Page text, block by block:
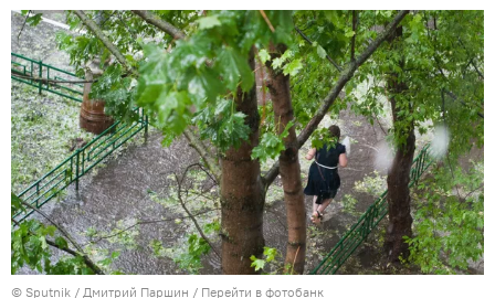
© Sputnik / Дмитрий Паршин / Перейти в фотобанк